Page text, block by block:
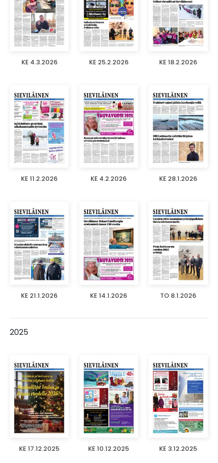
KE 4.3.2026 KE 25.2.2026 KE 18.2.2026
KE 11.2.2026 KE 4.2.2026 KE 28.1.2026
KE 21.1.2026 KE 14.1.2026 TO 8.1.2026
2025
KE 17.12.2025 KE 10.12.2025 KE 3.12.2025